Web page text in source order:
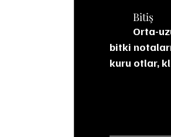
	Bitiş
bitki
kuru otlar,